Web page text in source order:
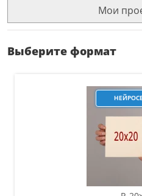
Мои
Выберите формат